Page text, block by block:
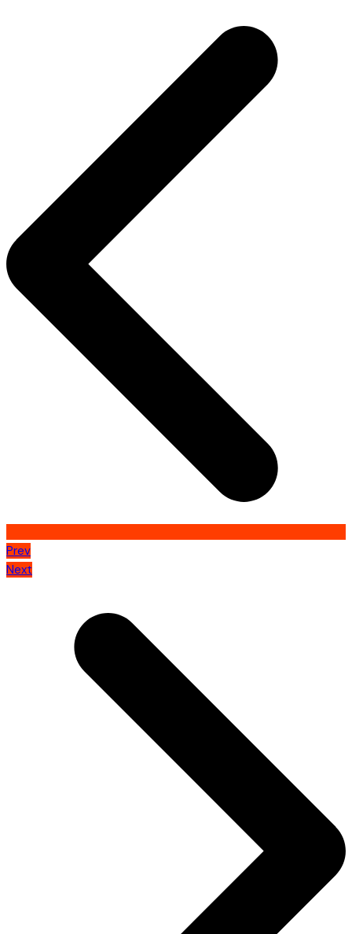
Prev
Next